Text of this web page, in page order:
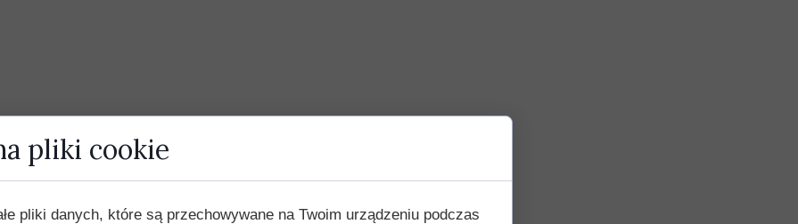
pliki cookie
pliki danych, które są przechowywane na Twoim urządzeniu podczas